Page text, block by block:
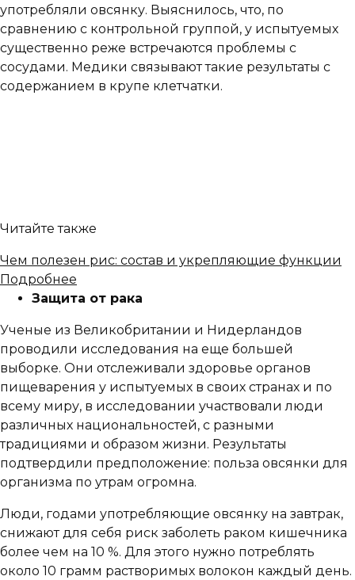
употребляли овсянку. Выяснилось, что, по
сравнению с контрольной группой, у испытуемых
существенно реже встречаются проблемы с
сосудами. Медики связывают такие результаты с
содержанием в крупе клетчатки.
Читайте также
Чем полезен рис: состав и укрепляющие функции
Подробнее
Защита от рака
Ученые из Великобритании и Нидерландов
проводили исследования на еще большей
выборке. Они отслеживали здоровье органов
пищеварения у испытуемых в своих странах и по
всему миру, в исследовании участвовали люди
различных национальностей, с разными
традициями и образом жизни. Результаты
подтвердили предположение: польза овсянки для
организма по утрам огромна.
Люди, годами употребляющие овсянку на завтрак,
снижают для себя риск заболеть раком кишечника
более чем на 10 %. Для этого нужно потреблять
около 10 грамм растворимых волокон каждый день.